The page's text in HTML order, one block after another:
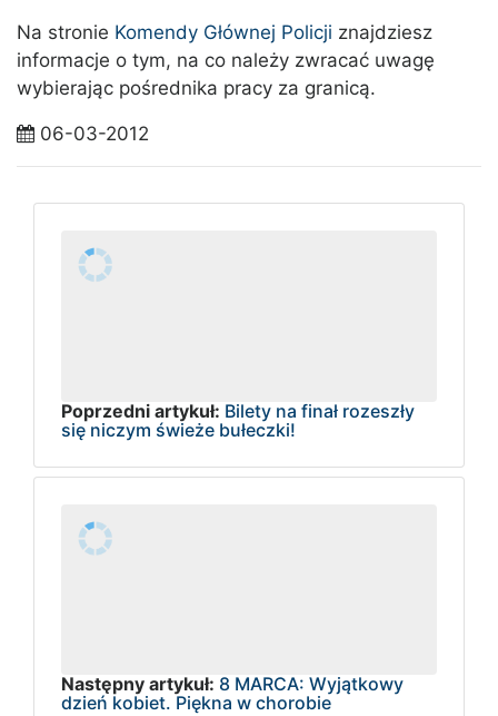
Na stronie Komendy Głównej Policji znajdziesz
informacje o tym, na co należy zwracać uwagę
wybierając pośrednika pracy za granicą.
06-03-2012
Poprzedni artykuł: Bilety na finał rozeszły
się niczym świeże bułeczki!
Następny artykuł: 8 MARCA: Wyjątkowy
dzień kobiet. Piękna w chorobie